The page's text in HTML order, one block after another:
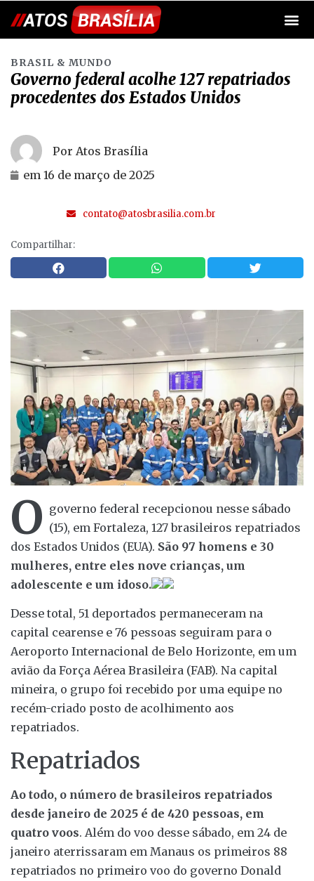
BRASIL & MUNDO
Governo federal acolhe 127 repatriados
procedentes dos Estados Unidos
Por Atos Brasília
em 16 de março de 2025
contato@atosbrasilia.com.br
Compartilhar:
O governo federal recepcionou nesse sábado
(15), em Fortaleza, 127 brasileiros repatriados
dos Estados Unidos (EUA). São 97 homens e 30
mulheres, entre eles nove crianças, um
adolescente e um idoso.
Desse total, 51 deportados permaneceram na
capital cearense e 76 pessoas seguiram para o
Aeroporto Internacional de Belo Horizonte, em um
avião da Força Aérea Brasileira (FAB). Na capital
mineira, o grupo foi recebido por uma equipe no
recém-criado posto de acolhimento aos
repatriados.
Repatriados
Ao todo, o número de brasileiros repatriados
desde janeiro de 2025 é de 420 pessoas, em
quatro voos. Além do voo desse sábado, em 24 de
janeiro aterrissaram em Manaus os primeiros 88
repatriados no primeiro voo do governo Donald